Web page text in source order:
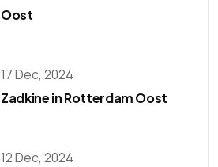
Oost
17 Dec, 2024
Zadkine in Rotterdam Oost
12 Dec, 2024